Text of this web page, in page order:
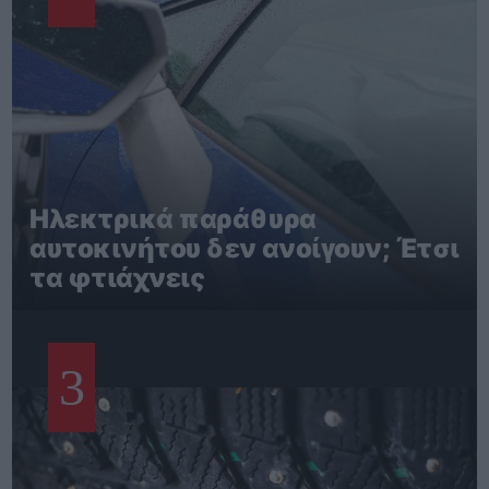
Ηλεκτρικά παράθυρα
αυτοκινήτου δεν ανοίγουν; Έτσι
τα φτιάχνεις
3